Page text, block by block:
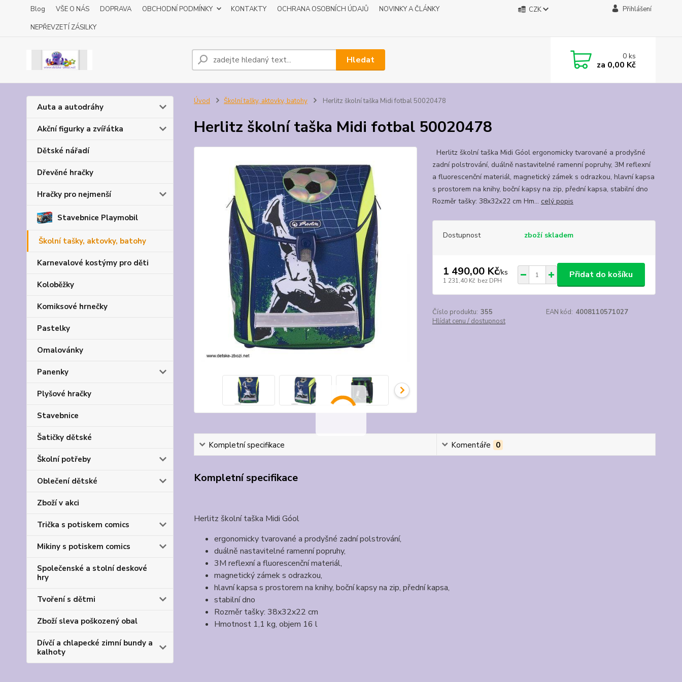
Blog VŠE O NÁS DOPRAVA OBCHODNÍ PODMÍNKY KONTAKTY OCHRANA OSOBNÍCH ÚDAJŮ
NOVINKY A ČLÁNKY
NEPŘEVZETÍ ZÁSILKY
CZK Přihlášení
Hledat 0ks
za 0,00 Kč
Auta a autodráhy
Akční figurky a zvířátka
Dětské nářadí
Dřevěné hračky
Hračky pro nejmenší
Stavebnice Playmobil
Školní tašky, aktovky, batohy
Karnevalové kostýmy pro děti
Koloběžky
Komiksové hrnečky
Pastelky
Omalovánky
Panenky
Plyšové hračky
Stavebnice
Šatičky dětské
Školní potřeby
Oblečení dětské
Zboží v akci
Trička s potiskem comics
Mikiny s potiskem comics
Společenské a stolní deskové
hry
Tvoření s dětmi
Zboží sleva poškozený obal
Dívčí a chlapecké zimní bundy a
kalhoty
Úvod Školní tašky, aktovky, batohy Herlitz školní taška Midi fotbal 50020478
Herlitz školní taška Midi fotbal 50020478
Herlitz školní taška Midi Góol ergonomicky tvarované a prodyšné
zadní polstrování, duálně nastavitelné ramenní popruhy, 3M reflexní
a fluorescenční materiál, magnetický zámek s odrazkou, hlavní kapsa
s prostorem na knihy, boční kapsy na zip, přední kapsa, stabilní dno
Rozměr tašky: 38x32x22 cm Hm... celý popis
Dostupnost zboží skladem
1 490,00 Kč/ks
1 231,40 Kč bez DPH
Přidat do košíku
Číslo produktu: 355 EAN kód: 4008110571027
Hlídat cenu / dostupnost
Kompletní specifikace Komentáře 0
Kompletní specifikace
Herlitz školní taška Midi Góol
ergonomicky tvarované a prodyšné zadní polstrování,
duálně nastavitelné ramenní popruhy,
3M reflexní a fluorescenční materiál,
magnetický zámek s odrazkou,
hlavní kapsa s prostorem na knihy, boční kapsy na zip, přední kapsa,
stabilní dno
Rozměr tašky: 38x32x22 cm
Hmotnost 1,1 kg, objem 16 l